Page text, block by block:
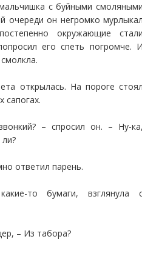
с буйными
очереди он негромко
окружающие
его спеть погромче.
открылась. На пороге
сапогах.
– спросил он. – Ну-
ответил парень.
то бумаги, взглянула
– Из табора?